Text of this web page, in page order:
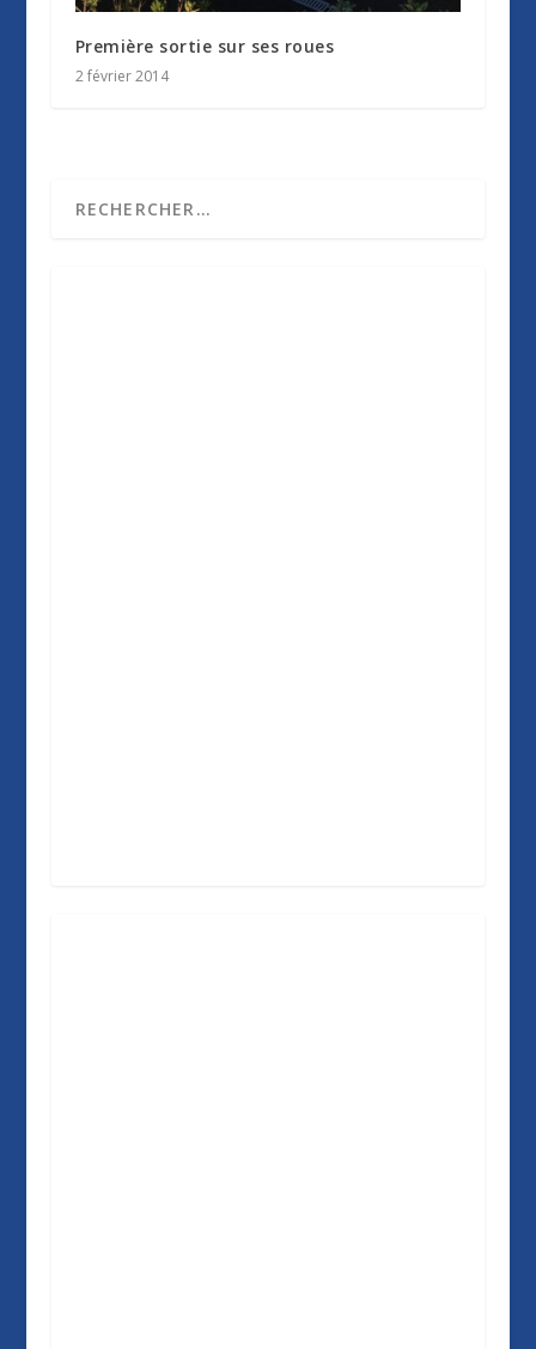
Première sortie sur ses roues
2 février 2014